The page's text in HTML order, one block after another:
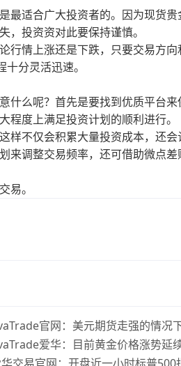
适合广大投资者的。因为现货贵
投资资对此要保持谨慎。
情上涨还是下跌，只要交易方向
分灵活迅速。
么呢？首先是要找到优质平台来
度上满足投资计划的顺利进行。
不仅会积累大量投资成本，还会
来调整交易频率，还可借助微点
易。
官网：美元期货走强的情况
价格探底回升
爱华：目前黄金价格涨势延